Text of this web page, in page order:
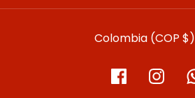
Colombia (COP $)